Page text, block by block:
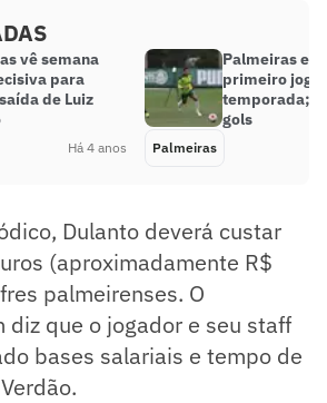
vê semana
para
de Luiz
Há 4 anos
Palmeiras
primeiro
temporada;
gols
Palmeiras
Dulanto deverá custar
(aproximadamente R$
palmeirenses. O
diz que o jogador e seu staff
bases salariais e tempo de